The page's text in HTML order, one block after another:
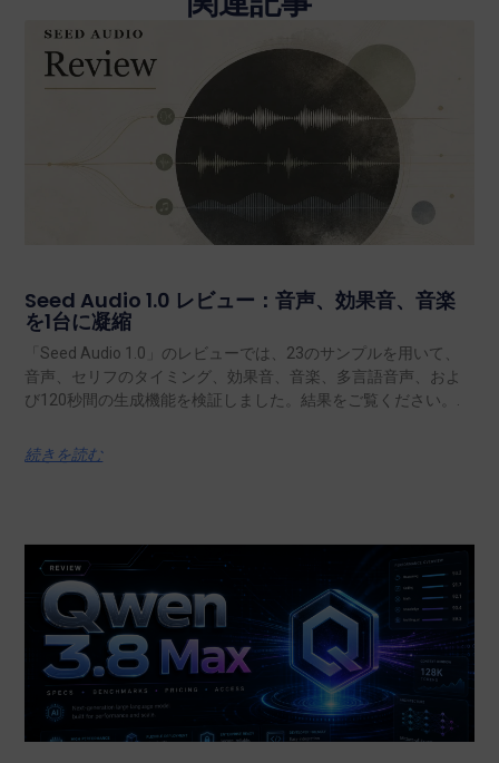
Seed Audio 1.0 レビュー：音声、効果音、音楽
を1台に凝縮
「Seed Audio 1.0」のレビューでは、23のサンプルを用いて、
音声、セリフのタイミング、効果音、音楽、多言語音声、およ
び120秒間の生成機能を検証しました。結果をご覧ください。.
続きを読む